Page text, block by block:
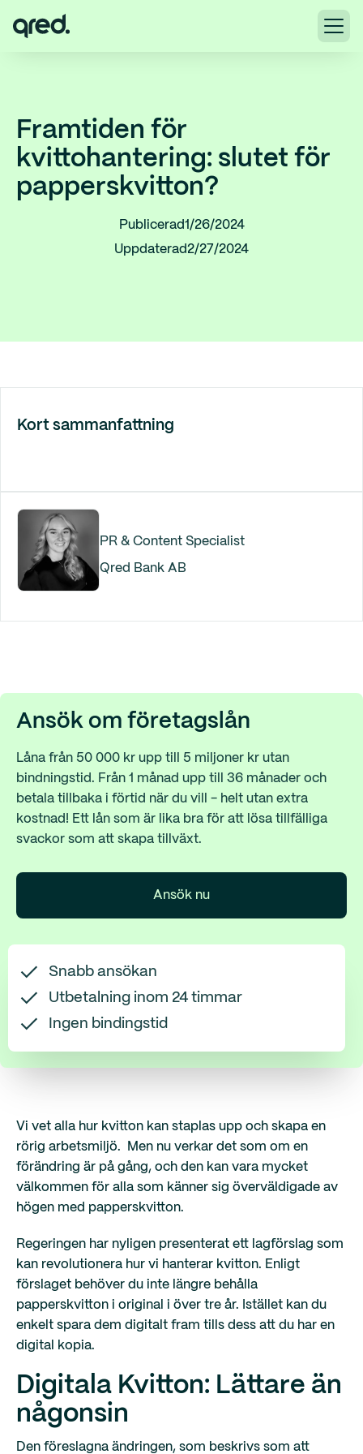
Framtiden för
kvittohantering: slutet för
papperskvitton?
Publicerad1/26/2024
Uppdaterad2/27/2024
Kort sammanfattning
PR & Content Specialist
Qred Bank AB
Ansök om företagslån
Låna från 50 000 kr upp till 5 miljoner kr utan
bindningstid. Från 1 månad upp till 36 månader och
betala tillbaka i förtid när du vill - helt utan extra
kostnad! Ett lån som är lika bra för att lösa tillfälliga
svackor som att skapa tillväxt.
Ansök nu
Snabb ansökan
Utbetalning inom 24 timmar
Ingen bindingstid
Vi vet alla hur kvitton kan staplas upp och skapa en
rörig arbetsmiljö. Men nu verkar det som om en
förändring är på gång, och den kan vara mycket
välkommen för alla som känner sig överväldigade av
högen med papperskvitton.
Regeringen har nyligen presenterat ett lagförslag som
kan revolutionera hur vi hanterar kvitton. Enligt
förslaget behöver du inte längre behålla
papperskvitton i original i över tre år. Istället kan du
enkelt spara dem digitalt fram tills dess att du har en
digital kopia.
Digitala Kvitton: Lättare än
någonsin
Den föreslagna ändringen, som beskrivs som att